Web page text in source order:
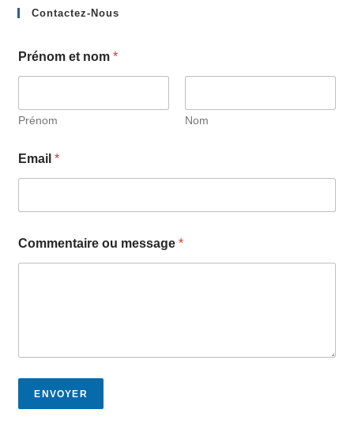
Contactez-Nous
Prénom et nom*
Prénom Nom
Email*
Commentaire ou message*
ENVOYER